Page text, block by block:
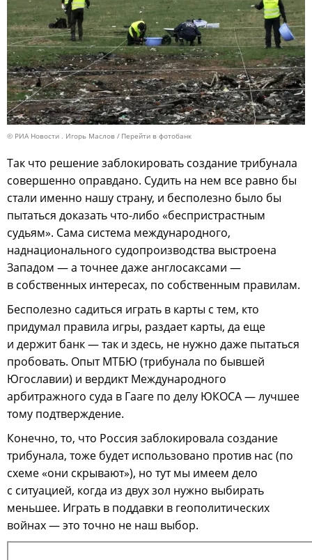
© РИА Новости . Игорь Маслов Перейти в фотобанк
Так что решение заблокировать создание трибунала
совершенно оправдано. Судить на нем все равно бы
стали именно нашу страну, и бесполезно было бы
пытаться доказать что-либо «беспристрастным
судьям». Сама система международного,
наднационального судопроизводства выстроена
Западом — а точнее даже англосаксами —
в собственных интересах, по собственным правилам.
Бесполезно садиться играть в карты с тем, кто
придумал правила игры, раздает карты, да еще
и держит банк — так и здесь, не нужно даже пытаться
пробовать. Опыт МТБЮ (трибунала по бывшей
Югославии) и вердикт Международного
арбитражного суда в Гааге по делу ЮКОСА — лучшее
тому подтверждение.
Конечно, то, что Россия заблокировала создание
трибунала, тоже будет использовано против нас (по
схеме «они скрывают»), но тут мы имеем дело
с ситуацией, когда из двух зол нужно выбирать
меньшее. Играть в поддавки в геополитических
войнах — это точно не наш выбор.